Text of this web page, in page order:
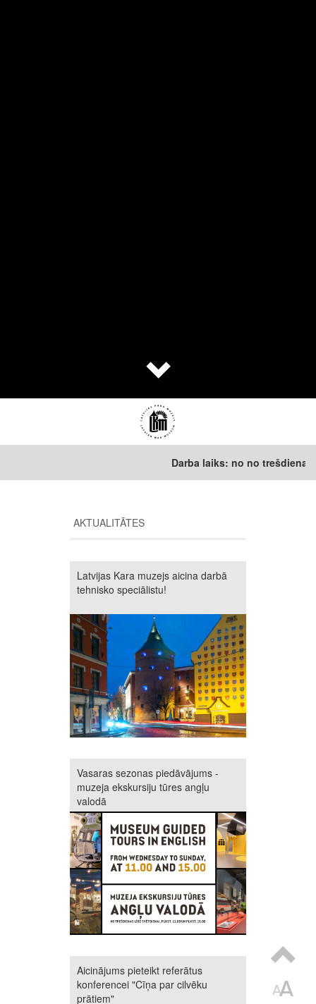
Darba laiks: no no trešdienas
AKTUALITĀTES
Latvijas Kara muzejs aicina darbā
tehnisko speciālistu!
Vasaras sezonas piedāvājums -
muzeja ekskursiju tūres angļu
valodā
Aicinājums pieteikt referātus
konferencei "Cīņa par cilvēku
prātiem"